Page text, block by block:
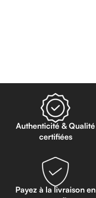
Authenticité & Qualité
certifiées
Payez à la livraison en